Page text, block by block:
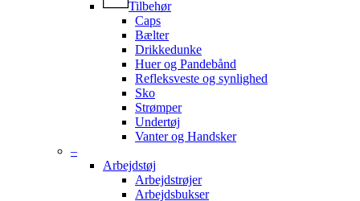
Tilbehør
Caps
Bælter
Drikkedunke
Huer og Pandebånd
Refleksveste og synlighed
Sko
Strømper
Undertøj
Vanter og Handsker
–
Arbejdstøj
Arbejdstrøjer
Arbejdsbukser